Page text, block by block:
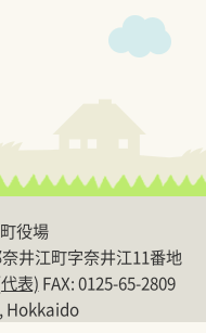
役場
井江町字奈井江11番地
表) FAX: 0125-65-2809
Hokkaido